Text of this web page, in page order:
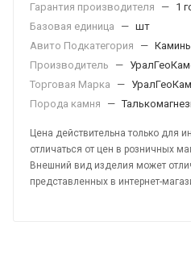
Гарантия производителя — 1
Базовая единица
— шт
Авито Подкатегория
—
Производитель
—
Торговая Марка
—
Порода камня
—
Цена действительна только для
отличаться от цен в розничных
Внешний вид изделия может
представленных в интернет-